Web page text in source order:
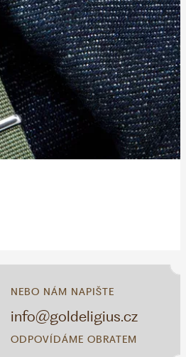
NEBO NÁM NAPIŠTE
info@goldeligius.cz
ODPOVÍDÁME OBRATEM